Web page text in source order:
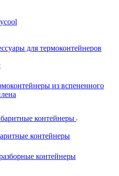
для термоконтейнеров
из вспененного
контейнеры
контейнеры
контейнеры